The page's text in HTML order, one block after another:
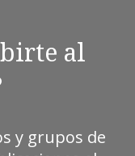
al
y grupos de